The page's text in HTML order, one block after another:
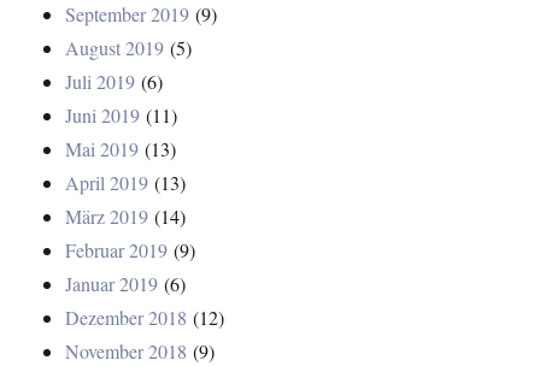
September 2019 (9)
August 2019 (5)
Juli 2019 (6)
Juni 2019 (11)
Mai 2019 (13)
April 2019 (13)
März 2019 (14)
Februar 2019 (9)
Januar 2019 (6)
Dezember 2018 (12)
November 2018 (9)